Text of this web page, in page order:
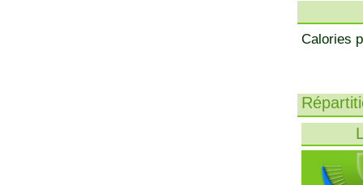
Calories